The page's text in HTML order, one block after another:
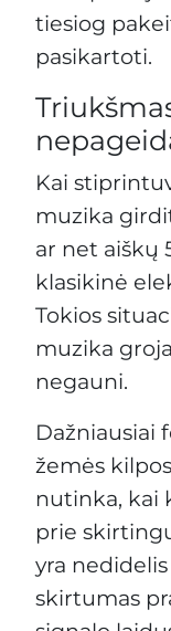
tiesiog
pasikartoti.
Kai
muzika
ar net aiškų
klasikinė
Tokios
muzika
negauni.
Dažniausiai
žemės
nutinka, kai
prie
yra
skirtumas